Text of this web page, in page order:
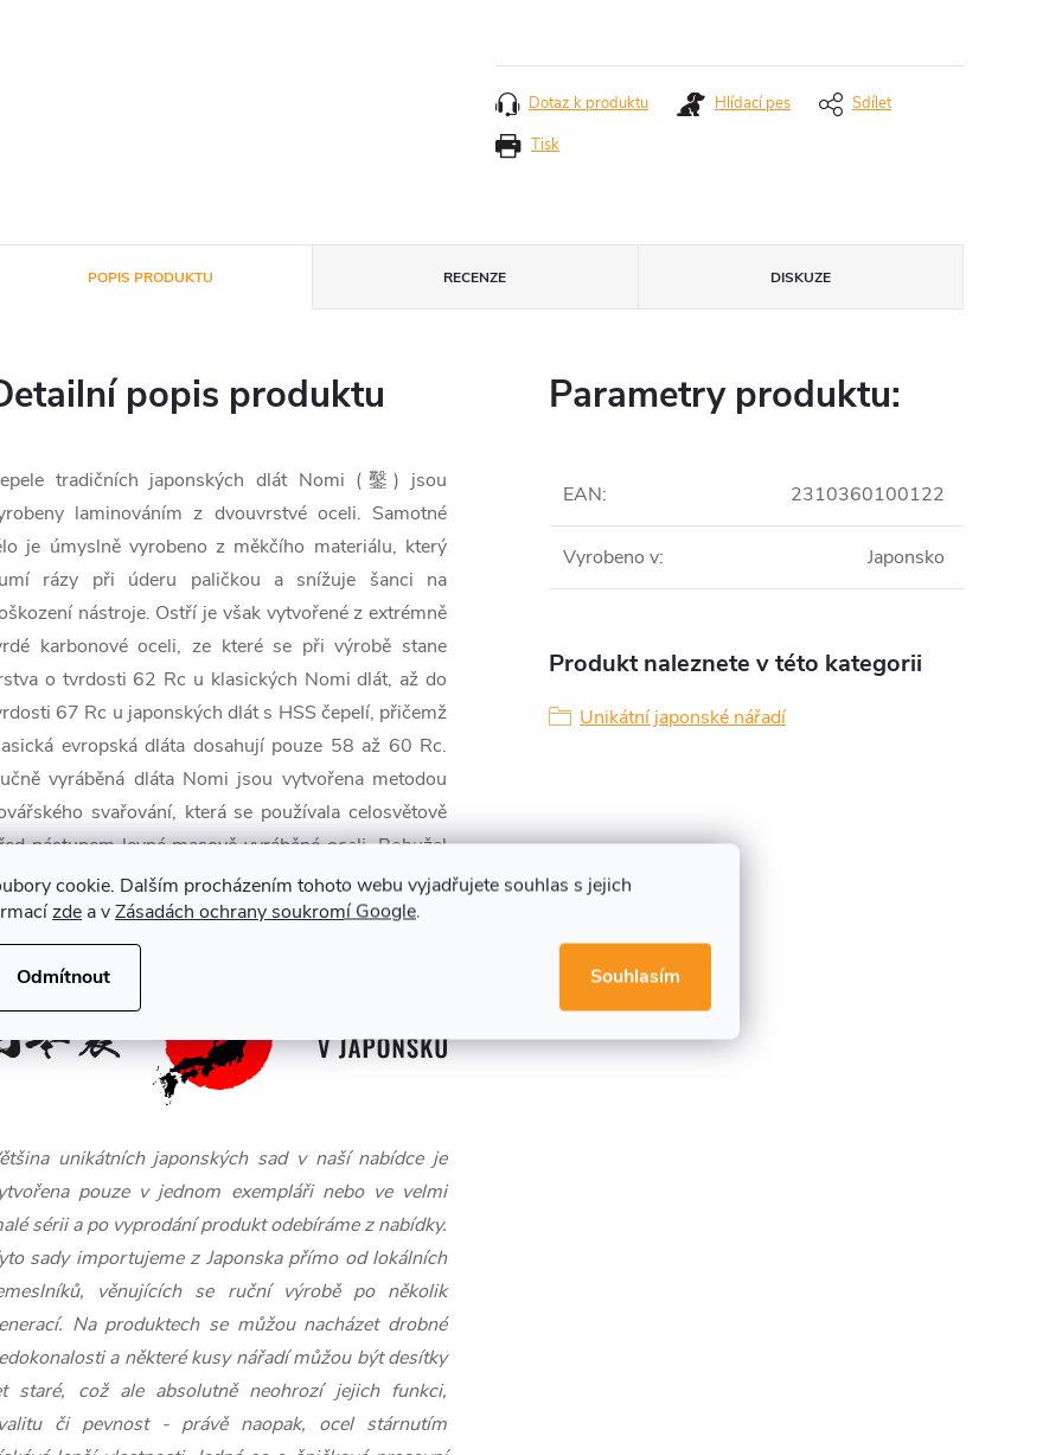
cookie. Dalším procházením tohoto webu vyjadřujete souhlas s jejich
zde a vZásadách ochrany soukromí Google.
Odmítnout Souhlasím
Tisk
Dotaz k produktu Hlídací pes Sdílet
POPIS PRODUKTU RECENZE DISKUZE
popis produktu
tradičních japonských dlát Nomi (鑿) jsou
laminováním z dvouvrstvé oceli. Samotné
je úmyslně vyrobeno z měkčího materiálu, který
rázy při úderu paličkou a snížuje šanci na
nástroje. Ostří je však vytvořené z extrémně
karbonové oceli, ze které se při výrobě stane
o tvrdosti 62 Rc u klasických Nomi dlát, až do
67 Rc u japonských dlát s HSS čepelí, přičemž
evropská dláta dosahují pouze 58 až 60 Rc.
vyráběná dláta Nomi jsou vytvořena metodou
svařování, která se používala celosvětově
nástupem levné masově vyráběné oceli. Bohužel
kdysi vynikající technika se ve výrobě dlát mimo
dnes již prakticky nevyužívá.
unikátních japonských sad v naší nabídce je
pouze v jednom exempláři nebo ve velmi
sérii a po vyprodání produkt odebíráme z nabídky.
sady importujeme z Japonska přímo od lokálních
věnujících se ruční výrobě po několik
Na produktech se můžou nacházet drobné
a některé kusy nářadí můžou být desítky
staré, což ale absolutně neohrozí jejich funkci,
či pevnost - právě naopak, ocel stárnutím
Parametry produktu:
EAN: 2310360100122
Vyrobeno v: Japonsko
Produkt naleznete v této kategorii
Unikátní japonské nářadí